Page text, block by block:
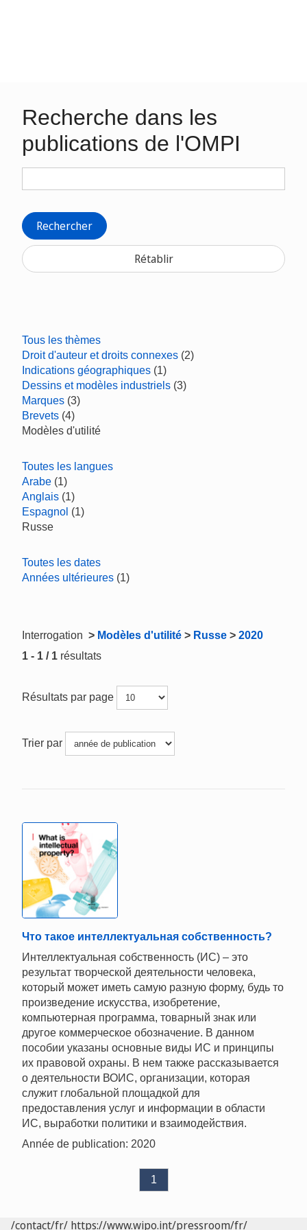
Recherche dans les
publications de l'OMPI
Rechercher
Rétablir
Tous les thèmes
Droit d'auteur et droits connexes (2)
Indications géographiques (1)
Dessins et modèles industriels (3)
Marques (3)
Brevets (4)
Modèles d'utilité
Toutes les langues
Arabe (1)
Anglais (1)
Espagnol (1)
Russe
Toutes les dates
Années ultérieures (1)
Interrogation > Modèles d'utilité > Russe > 2020
1 - 1 / 1 résultats
Résultats par page
Trier par
Что такое интеллектуальная собственность?
Интеллектуальная собственность (ИС) – это
результат творческой деятельности человека,
который может иметь самую разную форму, будь то
произведение искусства, изобретение,
компьютерная программа, товарный знак или
другое коммерческое обозначение. В данном
пособии указаны основные виды ИС и принципы
их правовой охраны. В нем также рассказывается
о деятельности ВОИС, организации, которая
служит глобальной площадкой для
предоставления услуг и информации в области
ИС, выработки политики и взаимодействия.
Année de publication: 2020
1
/contact/fr/ https://www.wipo.int/pressroom/fr/